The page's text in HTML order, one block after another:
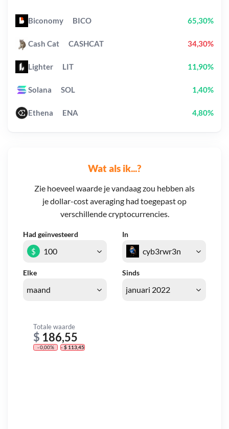
Wat als ik...?
Zie hoeveel waarde je vandaag zou hebben als
je dollar-cost averaging had toegepast op
verschillende cryptocurrencies.
Had geïnvesteerd In
Elke Sinds
$
Totale waarde
$ 186,55
- 0,00% - $ 113,45
Biconomy BICO 65,30%
Cash Cat CASHCAT 34,30%
Lighter LIT 11,90%
Solana SOL 1,40%
Ethena ENA 4,80%